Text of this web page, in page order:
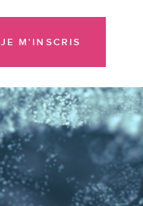
JE M'INSCRIS